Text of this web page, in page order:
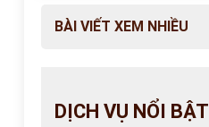
BÀI VIẾT XEM NHIỀU
DỊCH VỤ NỔI BẬT